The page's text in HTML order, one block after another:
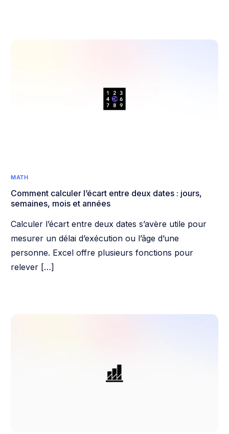
MATH
Comment calculer l’écart entre deux dates : jours,
semaines, mois et années
Calculer l’écart entre deux dates s’avère utile pour
mesurer un délai d’exécution ou l’âge d’une
personne. Excel offre plusieurs fonctions pour
relever […]